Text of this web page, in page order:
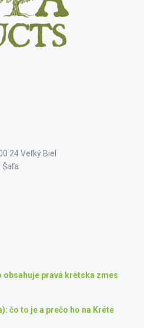
24 Veľký Biel
Šaľa
obsahuje pravá krétska zmes
čo to je a prečo ho na Kréte